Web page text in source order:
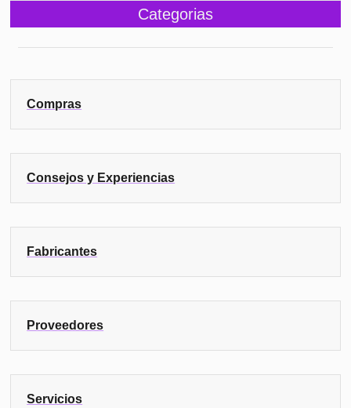
Categorias
Compras
Consejos y Experiencias
Fabricantes
Proveedores
Servicios